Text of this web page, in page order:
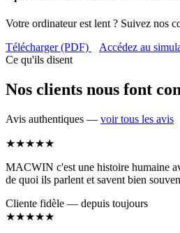
Votre ordinateur est lent ? Suivez nos
Télécharger (PDF)
Accédez au
Ce qu'ils disent
Nos clients nous font
Avis authentiques — voir tous les avis
★★★★★
MACWIN c'est une histoire humaine
de quoi ils parlent et savent bien
Cliente fidèle — depuis toujours
★★★★★